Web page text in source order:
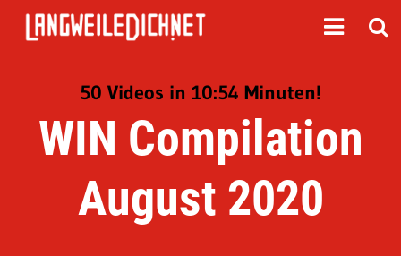
50 Videos in 10:54 Minuten!
WIN Compilation
August 2020